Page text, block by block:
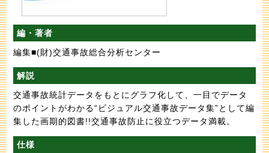
編・著者
編集■(財)交通事故総合分析センター
解説
交通事故統計データをもとにグラフ化して、一目でデータ
のポイントがわかる“ビジュアル交通事故データ集”として編
集した画期的図書!!交通事故防止に役立つデータ満載。
仕様